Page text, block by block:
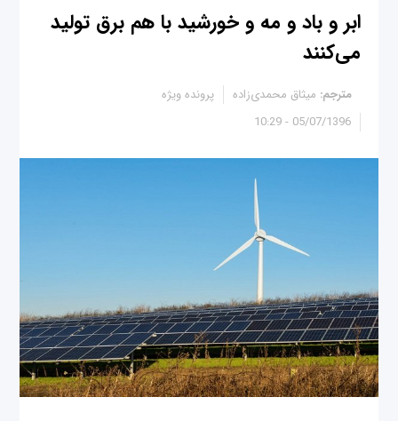
ابر و باد و مه و خورشید با هم برق تولید
می‌کنند
05/07/1396 - 10:29
مترجم: میثاق محمدی‌زاده پرونده ویژه